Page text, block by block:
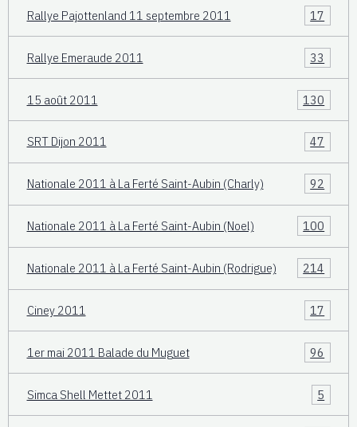
Rallye Pajottenland 11 septembre 2011 17
Rallye Emeraude 2011 33
15 août 2011 130
SRT Dijon 2011 47
Nationale 2011 à La Ferté Saint-Aubin (Charly) 92
Nationale 2011 à La Ferté Saint-Aubin (Noel) 100
Nationale 2011 à La Ferté Saint-Aubin (Rodrigue) 214
Ciney 2011 17
1er mai 2011 Balade du Muguet 96
Simca Shell Mettet 2011 5